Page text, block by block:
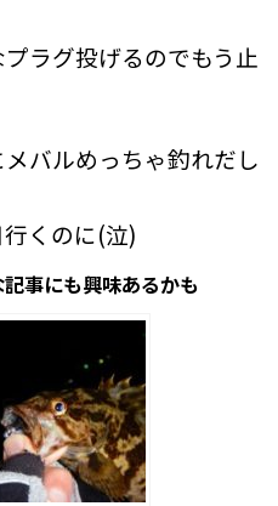
ラグ投げるのでもう止
バルめっちゃ釣れだし
くのに(泣)
事にも興味あるかも